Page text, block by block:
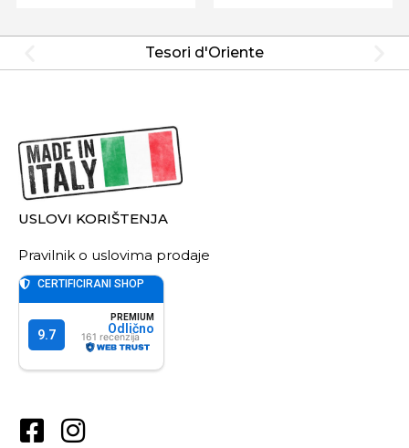
Tesori d'Oriente
USLOVI KORIŠTENJA
Pravilnik o uslovima prodaje